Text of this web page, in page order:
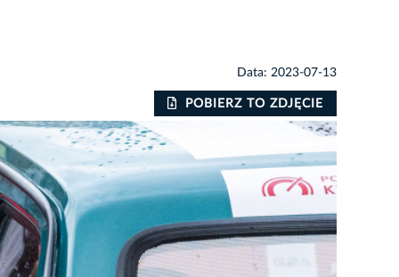
Data: 2023-07-13
POBIERZ TO ZDJĘCIE